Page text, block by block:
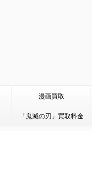
漫画買取
「鬼滅の刃」買取料金